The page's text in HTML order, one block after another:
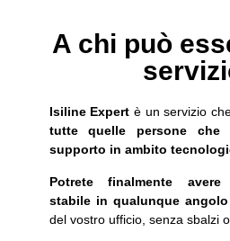
A chi può
Isiline Expert è un servizio
tutte quelle persone che
supporto in ambito
Potrete finalmente
stabile in qualunque
del vostro ufficio, senza sbalzi